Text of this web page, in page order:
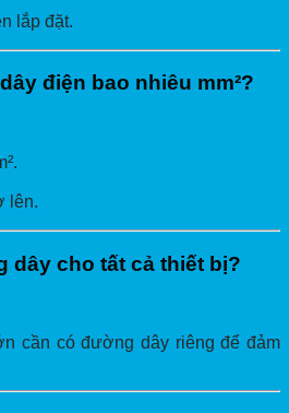
lắp đặt.
điện bao nhiêu mm²?
lên.
dây cho tất cả thiết bị?
cần có đường dây riêng để đảm